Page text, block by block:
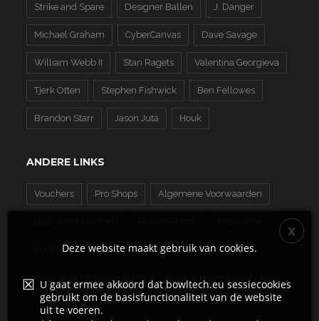
Strike and Spare Designer Ballen J. Danger
Michael Graham CyberCanvas Dave Savage
William Webb II Stan Ragets Valentina Georgieva
Tjerk Otten Stephen Fishwick Ben Fellowes
Brandon Starr Jason Juta Houk
ANDERE LINKS
Vouchers Pro Shops Algemene Voorwaarden
Veelgestelde Vragen Maak je eigen Bowling Bal
Deze website maakt gebruik van cookies.
U gaat ermee akkoord dat bowltech.eu sessiecookies
gebruikt om de basisfunctionaliteit van de website
uit te voeren.